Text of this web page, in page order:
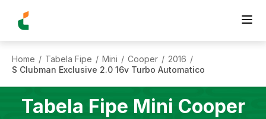
Home / Tabela Fipe / Mini / Cooper / 2016 /
S Clubman Exclusive 2.0 16v Turbo Automatico
Tabela Fipe Mini Cooper